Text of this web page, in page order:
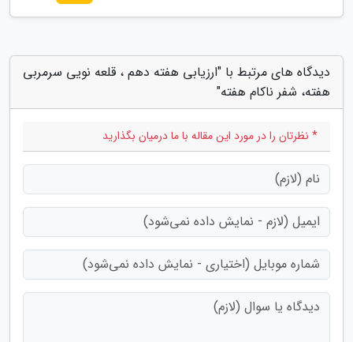
دیدگاه های مرتبط با "ارزیابی هفته دهم ، قلعه نویی سرمربی
هفته، شفر ناکام هفته"
* نظرتان را در مورد این مقاله با ما درمیان بگذارید